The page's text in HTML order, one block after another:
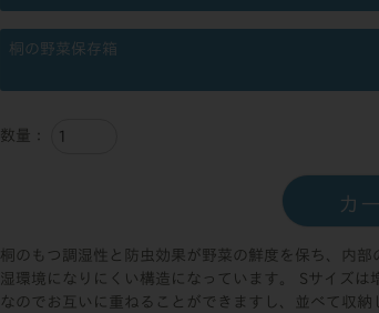
桐の野菜保存箱
カ
桐のもつ調湿性と防虫効果が野菜の鮮度を保ち、内
湿環境になりにくい構造になっています。 Sサイズ
なのでお互いに重ねることができますし、並べて収